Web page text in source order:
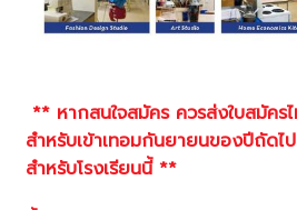
** หากสนใจสมัคร ควรส่งใบสมัคร
สำหรับเข้าเทอมกันยายนของปีถัดไป
สำหรับโรงเรียนนี้**